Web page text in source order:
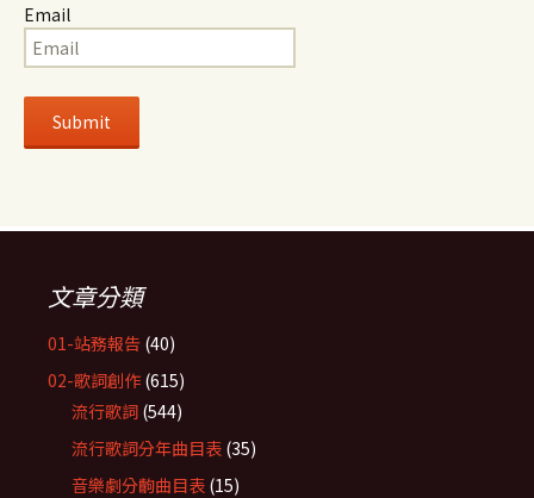
Email
文章分類
01-站務報告 (40)
02-歌詞創作 (615)
流行歌詞 (544)
流行歌詞分年曲目表 (35)
音樂劇分齣曲目表 (15)